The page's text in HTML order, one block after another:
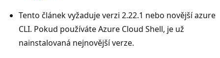
Tento článek vyžaduje verzi 2.22.1 nebo novější azure
CLI. Pokud používáte Azure Cloud Shell, je už
nainstalovaná nejnovější verze.